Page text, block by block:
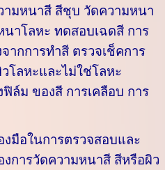
มหนาสี สีชุบ วัดความหนา
าโลหะ ทดสอบเฉดสี การ
ากการทำสี ตรวจเช็คการ
โลหะและไม่ใช่โลหะ
ล์ม ของสี การเคลือบ การ
งมือในการตรวจสอบและ
การวัดความหนาสี สีหรือผิว